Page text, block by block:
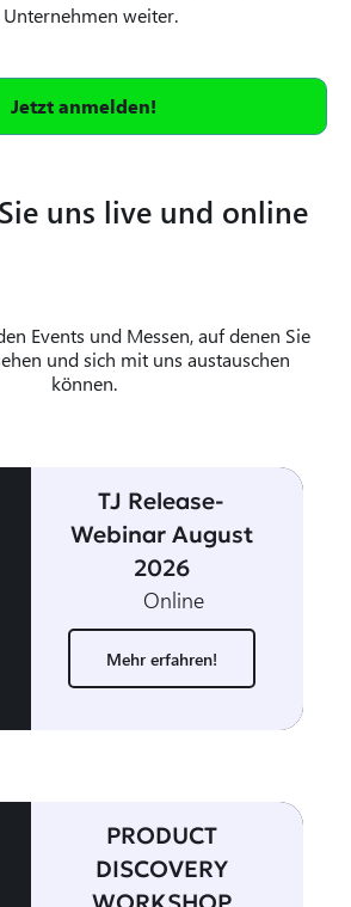
weiter.
Jetzt anmelden!
uns live und online
Events und Messen, auf denen Sie
und sich mit uns austauschen
können.
TJ Release-
Webinar August
2026
Online
Mehr erfahren!
PRODUCT
DISCOVERY